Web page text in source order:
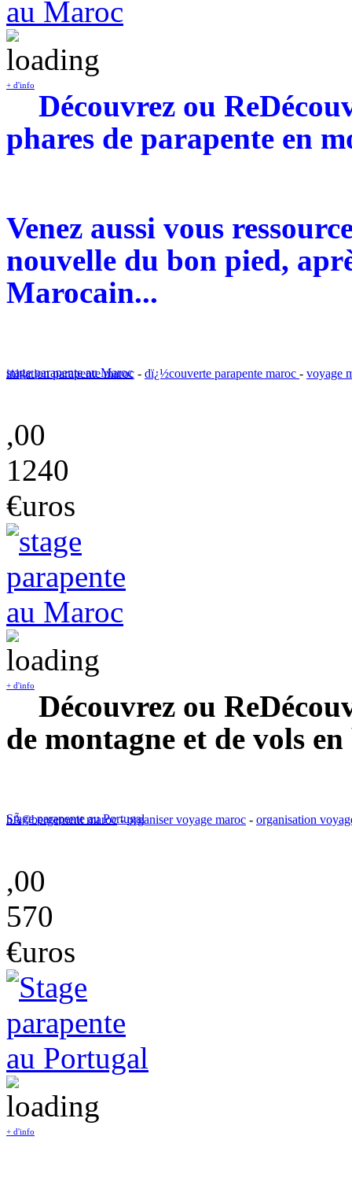
+ d'info
Découvrez ou
phares de parapente en
Venez aussi vous
nouvelle du bon pied,
Marocain...
initiation parapente maroc - dï¿½couverte parapente maroc - voyage
stage parapente au Maroc
,00
1240
€uros
+ d'info
Découvrez ou
de montagne et de vols
hÃ©bergement maroc-organiser voyage maroc - organisation
Stage parapente au Portugal
,00
570
€uros
+ d'info